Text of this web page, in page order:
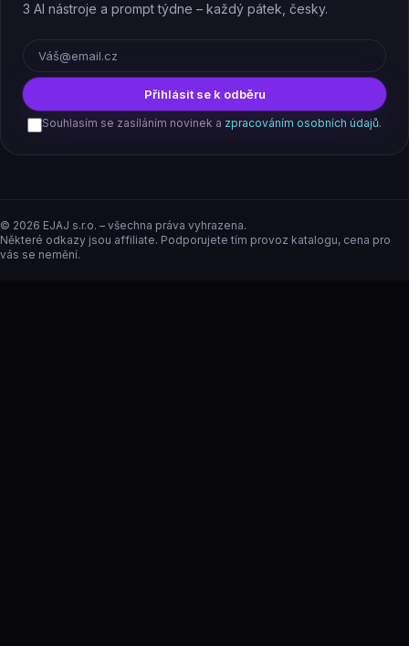
3 AI nástroje a prompt týdne – každý pátek, česky.
Přihlásit se k odběru
Souhlasím se zasíláním novinek a zpracováním osobních údajů.
© 2026 EJAJ s.r.o. – všechna práva vyhrazena.
Některé odkazy jsou affiliate. Podporujete tím provoz katalogu, cena pro
vás se nemění.